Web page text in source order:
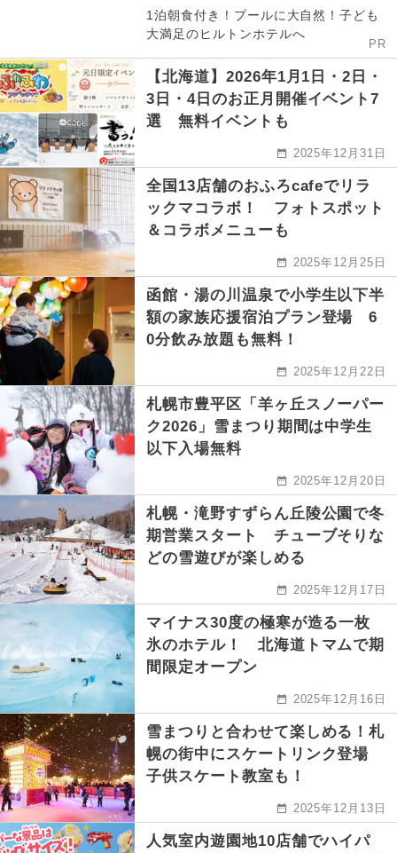
1泊朝食付き！プールに大自然！子ども
大満足のヒルトンホテルへ
PR
【北海道】2026年1月1日・2日・
3日・4日のお正月開催イベント7
選 無料イベントも
2025年12月31日
全国13店舗のおふろcafeでリラ
ックマコラボ！ フォトスポット
＆コラボメニューも
2025年12月25日
函館・湯の川温泉で小学生以下半
額の家族応援宿泊プラン登場 6
0分飲み放題も無料！
2025年12月22日
札幌市豊平区「羊ヶ丘スノーパー
ク2026」雪まつり期間は中学生
以下入場無料
2025年12月20日
札幌・滝野すずらん丘陵公園で冬
期営業スタート チューブそりな
どの雪遊びが楽しめる
2025年12月17日
マイナス30度の極寒が造る一枚
氷のホテル！ 北海道トマムで期
間限定オープン
2025年12月16日
雪まつりと合わせて楽しめる！札
幌の街中にスケートリンク登場
子供スケート教室も！
2025年12月13日
人気室内遊園地10店舗でハイパ